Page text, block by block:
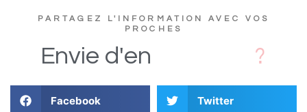
PARTAGEZ L'INFORMATION AVEC VOS
PROCHES
Envie d'en
Facebook Twitter